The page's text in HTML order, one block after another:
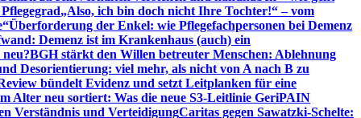
„Also, ich bin doch nicht Ihre Tochter!“ – vom
Überforderung der Enkel: wie Pflegefachpersonen bei Demenz
Demenz ist im Krankenhaus (auch) ein
BGH stärkt den Willen betreuter Menschen: Ablehnung
Desorientierung: viel mehr, als nicht von A nach B zu
bündelt Evidenz und setzt Leitplanken für eine
Alter neu sortiert: Was die neue S3-Leitlinie GeriPAIN
Verständnis und VerteidigungCaritas gegen Sawatzki-Schelte: